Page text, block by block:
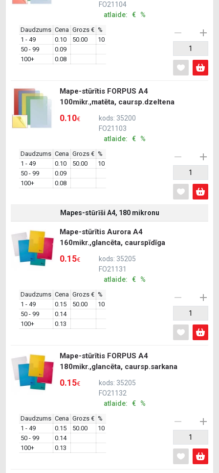
FO21104
atlaide: € %
Daudzums Cena Grozs € %
1 - 49
0.10 50.00
10
50 - 99
0.09
100+
0.08
Mape-stūrītis FORPUS A4
100mikr.,matēta, caursp.dzeltena
0.10€
kods: 35200
FO21103
atlaide: € %
Daudzums Cena Grozs € %
1 - 49
0.10 50.00
10
50 - 99
0.09
100+
0.08
Mapes-stūrīši A4, 180 mikronu
Mape-stūrītis Aurora A4
160mikr.,glancēta, caurspīdīga
0.15€
kods: 35205
FO21131
atlaide: € %
Daudzums Cena Grozs € %
1 - 49
0.15 50.00
10
50 - 99
0.14
100+
0.13
Mape-stūrītis FORPUS A4
180mikr.,glancēta, caursp.sarkana
0.15€
kods: 35205
FO21132
atlaide: € %
Daudzums Cena Grozs € %
1 - 49
0.15 50.00
10
50 - 99
0.14
100+
0.13